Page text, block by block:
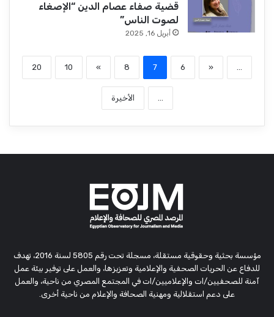
قضية صفاء عصام الدين “الإصغاء
لصوت الناس”
أبريل 16, 2025
...
«
6
7
8
»
10
20
... الأخيرة
مؤسسة بحثية وحقوقية مستقلة، مسجلة تحت رقم 5805 لسنة 2016، تهدف
للدفاع عن الحريات الصحفية والإعلامية وتعزيزها، والعمل على توفير بيئة عمل
آمنة للصحفيين/ات والإعلاميين/ات في المجتمع المصري من ناحية، والعمل
على دعم استقلالية ومهنية الصحافة والإعلام من ناحية أخرى.